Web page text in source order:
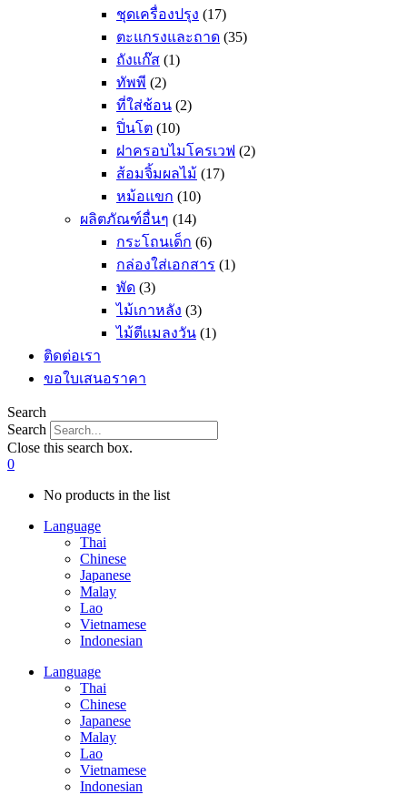
ชุดเครื่องปรุง (17)
ตะแกรงและถาด (35)
ถังแก๊ส (1)
ทัพพี (2)
ที่ใส่ช้อน (2)
ปิ่นโต (10)
ฝาครอบไมโครเวฟ (2)
ส้อมจิ้มผลไม้ (17)
หม้อแขก (10)
ผลิตภัณฑ์อื่นๆ (14)
กระโถนเด็ก (6)
กล่องใส่เอกสาร (1)
พัด (3)
ไม้เกาหลัง (3)
ไม้ตีแมลงวัน (1)
ติดต่อเรา
ขอใบเสนอราคา
Search
Search
Close this search box.
0
No products in the list
Language
Thai
Chinese
Japanese
Malay
Lao
Vietnamese
Indonesian
Language
Thai
Chinese
Japanese
Malay
Lao
Vietnamese
Indonesian